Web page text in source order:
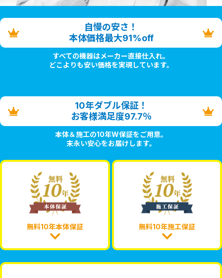
自慢の安さ！
本体価格最大91%off
すべての機器はメーカー直接仕入れ。
どこよりも安い価格を実現しています。
10年ダブル保証！
お客様満足度97.7％
本体＆施工の10年W保証をご用意。
末永い安心をお届けします。
無料10年本体保証 無料10年施工保証